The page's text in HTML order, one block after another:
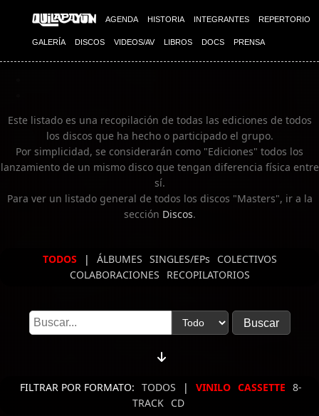
AGENDA HISTORIA INTEGRANTES REPERTORIO
GALERÍA DISCOS VIDEOS/AV LIBROS DOCS PRENSA
Imagen 02
Este listado es una recopilación de todas las ediciones de todos
los discos que ha hecho o participado el grupo.
Por simplicidad, se considerarán como "Ediciones" todos los
lanzamiento de un mismo disco que tengan diferencia física entre
sí.
Para ver un listado general de todos los discos "Masters", ir a la
sección Discos.
TODOS | ÁLBUMES SINGLES/EPs
COLECTIVOS
COLABORACIONES
RECOPILATORIOS
FILTRAR POR FORMATO: TODOS | VINILO CASSETTE 8-
TRACK CD